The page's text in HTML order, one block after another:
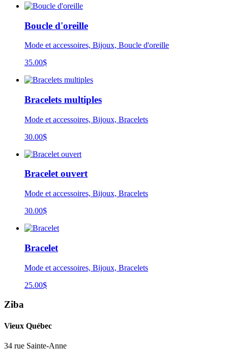
Boucle d'oreille
Mode et accessoires, Bijoux, Boucle d'oreille
35.00$
Bracelets multiples
Mode et accessoires, Bijoux, Bracelets
30.00$
Bracelet ouvert
Mode et accessoires, Bijoux, Bracelets
30.00$
Bracelet
Mode et accessoires, Bijoux, Bracelets
25.00$
Ziba
Vieux Québec
34 rue Sainte-Anne